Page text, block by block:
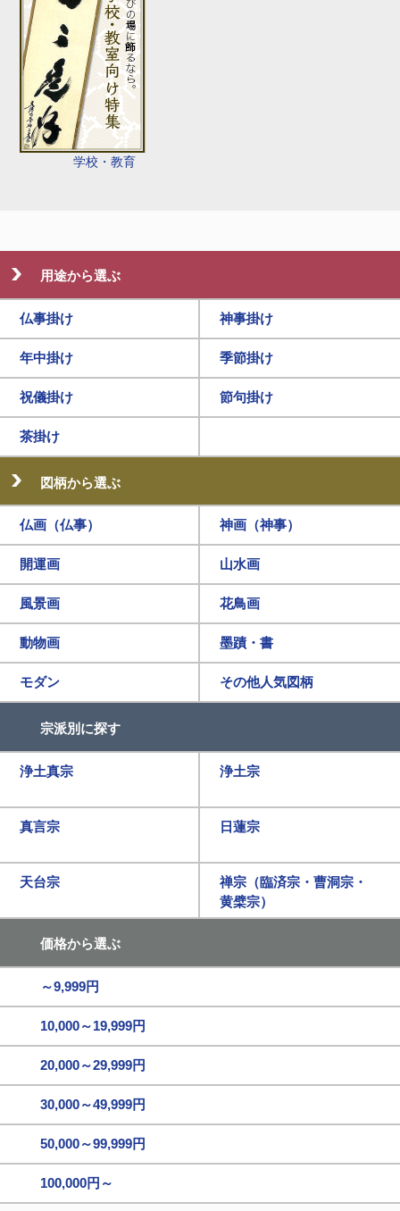
学校・教育
用途から選ぶ
仏事掛け 神事掛け
年中掛け 季節掛け
祝儀掛け 節句掛け
茶掛け
図柄から選ぶ
仏画（仏事） 神画（神事）
開運画 山水画
風景画 花鳥画
動物画 墨蹟・書
モダン その他人気図柄
宗派別に探す
浄土真宗 浄土宗
真言宗 日蓮宗
天台宗
禅宗（臨済宗・曹洞宗・
黄檗宗）
価格から選ぶ
～9,999円
10,000～19,999円
20,000～29,999円
30,000～49,999円
50,000～99,999円
100,000円～